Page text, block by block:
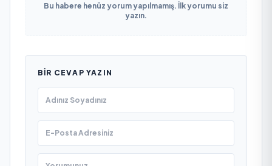
Bu habere henüz yorum yapılmamış. İlk yorumu siz
yazın.
BIR CEVAP YAZIN